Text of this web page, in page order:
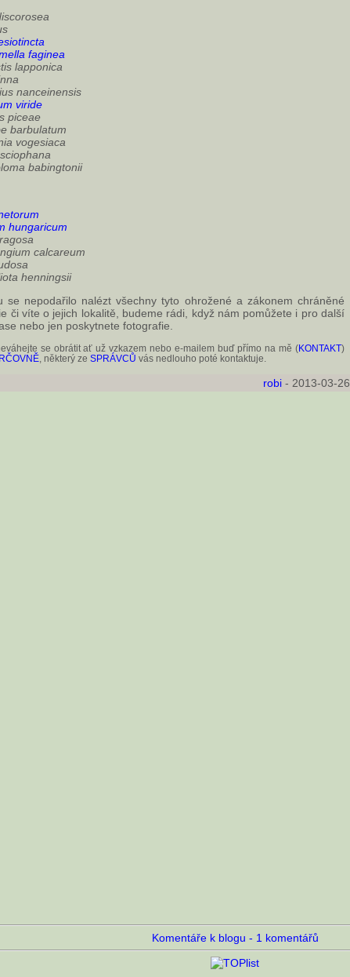
faginea
lapponica
nanceinensis
viride
piceae
barbulatum
vogesiaca
babingtonii
hungaricum
calcareum
henningsii
nepodařilo nalézt všechny tyto ohrožené a zákonem chráněné
či víte o jejich lokalitě, budeme rádi, když nám pomůžete i pro další
nebo jen poskytnete fotografie.
se obrátit ať už vzkazem nebo e-mailem buď přímo na mě (KONTAKT)
, některý ze SPRÁVCŮ vás nedlouho poté kontaktuje.
robi - 2013-03-26
Komentáře k blogu - 1 komentářů